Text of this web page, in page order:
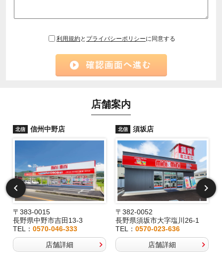
利用規約と プライバシーポリシーに同意する
店舗案内
北信 信州中野店
〒383-0015
長野県中野市吉田13-3
TEL： 0570-046-333
店舗詳細
北信 須坂店
〒382-0052
長野県須坂市大字塩川26-1
TEL：0570-023-636
店舗詳細